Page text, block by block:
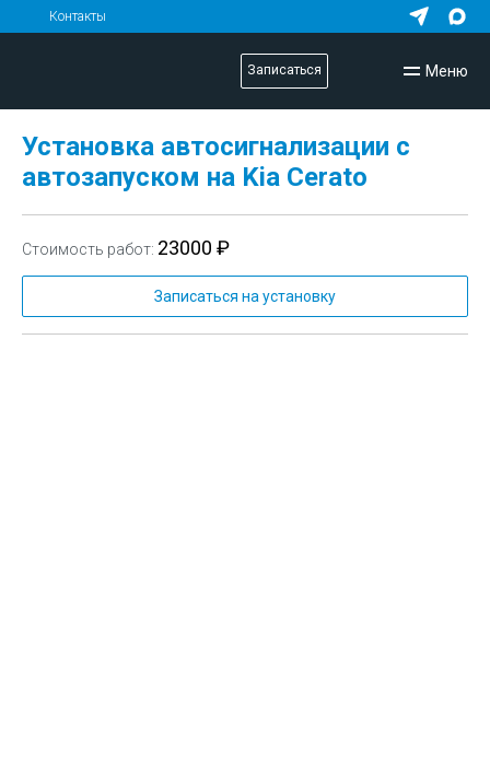
Контакты
Записаться Меню
Установка автосигнализации с
автозапуском на Kia Cerato
Стоимость работ: 23000 ₽
Записаться на установку